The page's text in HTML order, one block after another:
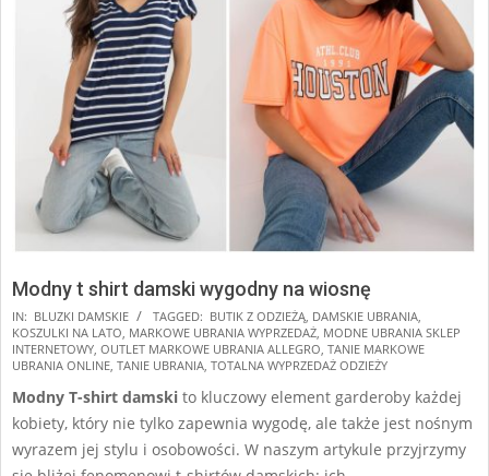
Modny t shirt damski wygodny na wiosnę
2024-
10-
25
IN: BLUZKI DAMSKIE TAGGED: BUTIK Z ODZIEŻĄ DAMSKIE UBRANIA
KOSZULKI NA LATO MARKOWE UBRANIA WYPRZEDAŻ MODNE UBRANIA SKLEP
INTERNETOWY OUTLET MARKOWE UBRANIA ALLEGRO TANIE MARKOWE
UBRANIA ONLINE TANIE UBRANIA TOTALNA WYPRZEDAŻ ODZIEŻY
Modny T-shirt damski to kluczowy element garderoby każdej
kobiety, który nie tylko zapewnia wygodę, ale także jest nośnym
wyrazem jej stylu i osobowości. W naszym artykule przyjrzymy